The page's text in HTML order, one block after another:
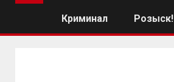
Криминал Розыск!